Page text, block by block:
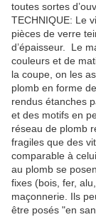
toutes sortes
TECHNIQUE: Le
pièces de verre
d’épaisseur. Le
couleurs et de
la coupe, on les
plomb en forme
rendus étanches
et des motifs en
réseau de plomb
fragiles que des
comparable à
au plomb se
fixes (bois, fer,
maçonnerie. Ils
être posés "en